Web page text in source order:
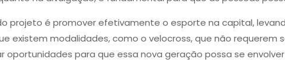
projeto é promover efetivamente o esporte na capital,
existem modalidades, como o velocross, que não requerem
oportunidades para que essa nova geração possa se